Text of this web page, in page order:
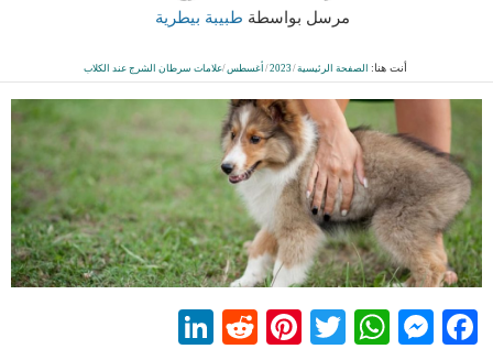
مرسل بواسطة طبيبة بيطرية
أنت هنا: الصفحة الرئيسية/
2023
/ أغسطس/علامات سرطان الشرج عند الكلاب
Facebook
Messenger
WhatsApp
Twitter
Pinterest
Reddit